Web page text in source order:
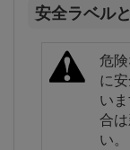
安全ラベル
危
に
い
合
い。